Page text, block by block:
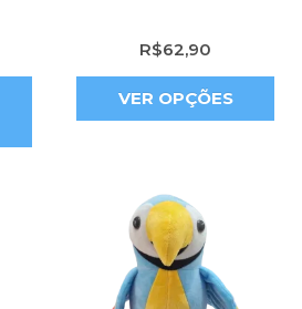
R$62,90
VER OPÇÕES